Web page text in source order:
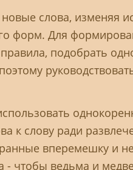
слова, изменяя
форм. Для
подобрать
к слову ради
вперемешку и
чтобы ведьма и